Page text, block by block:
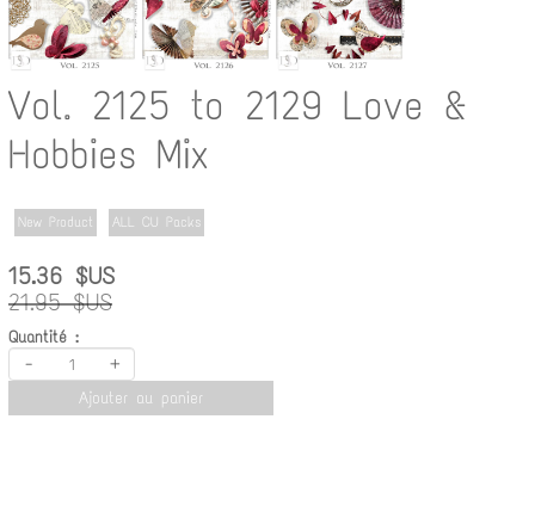
Vol. 2125 to 2129 Love &
Hobbies Mix
New Product ALL CU Packs
15.36 $US
21.95 $US
Quantité :
- +
Ajouter au panier